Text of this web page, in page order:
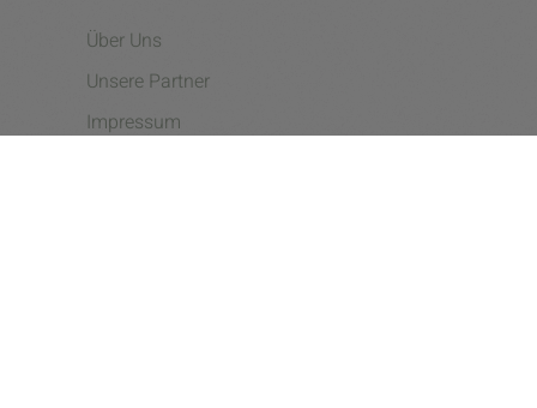
Über Uns
Unsere Partner
Impressum